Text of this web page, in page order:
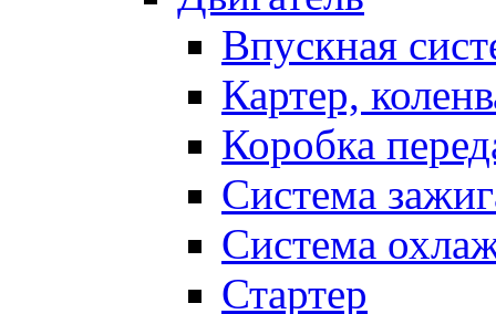
Впускная
Картер,
Коробка
Система
Система
Стартер